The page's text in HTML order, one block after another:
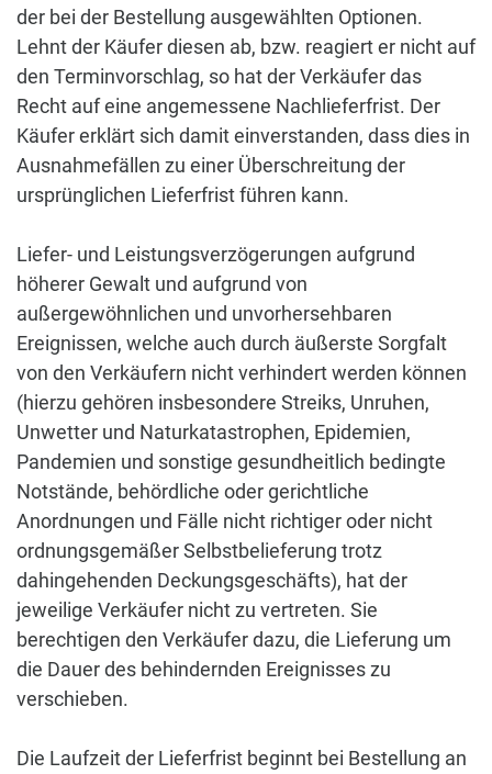
der bei der Bestellung ausgewählten Optionen.
Lehnt der Käufer diesen ab, bzw. reagiert er nicht auf
den Terminvorschlag, so hat der Verkäufer das
Recht auf eine angemessene Nachlieferfrist. Der
Käufer erklärt sich damit einverstanden, dass dies in
Ausnahmefällen zu einer Überschreitung der
ursprünglichen Lieferfrist führen kann.
Liefer- und Leistungsverzögerungen aufgrund
höherer Gewalt und aufgrund von
außergewöhnlichen und unvorhersehbaren
Ereignissen, welche auch durch äußerste Sorgfalt
von den Verkäufern nicht verhindert werden können
(hierzu gehören insbesondere Streiks, Unruhen,
Unwetter und Naturkatastrophen, Epidemien,
Pandemien und sonstige gesundheitlich bedingte
Notstände, behördliche oder gerichtliche
Anordnungen und Fälle nicht richtiger oder nicht
ordnungsgemäßer Selbstbelieferung trotz
dahingehenden Deckungsgeschäfts), hat der
jeweilige Verkäufer nicht zu vertreten. Sie
berechtigen den Verkäufer dazu, die Lieferung um
die Dauer des behindernden Ereignisses zu
verschieben.
Die Laufzeit der Lieferfrist beginnt bei Bestellung an